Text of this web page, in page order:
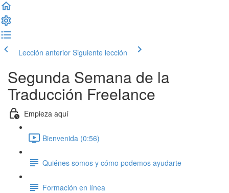
Lección anterior Siguiente lección
Segunda Semana de la
Traducción Freelance
Empieza aquí
Bienvenida (0:56)
Quiénes somos y cómo podemos ayudarte
Formación en línea